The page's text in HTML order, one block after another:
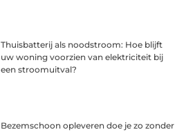
Thuisbatterij als noodstroom: Hoe blijft
uw woning voorzien van elektriciteit bij
een stroomuitval?
Bezemschoon opleveren doe je zo zonder